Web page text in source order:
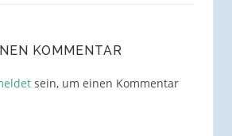
KOMMENTAR
sein, um einen Kommentar